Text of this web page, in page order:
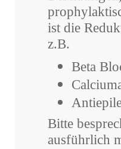
ist die
z.B.
Beta
Bitte
ausführlich